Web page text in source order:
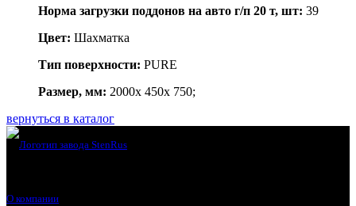
Норма загрузки поддонов на авто г/п 20 т, шт: 39
Цвет: Шахматка
Тип поверхности: PURE
Размер, мм: 2000x 450x 750;
вернуться в каталог
О компании